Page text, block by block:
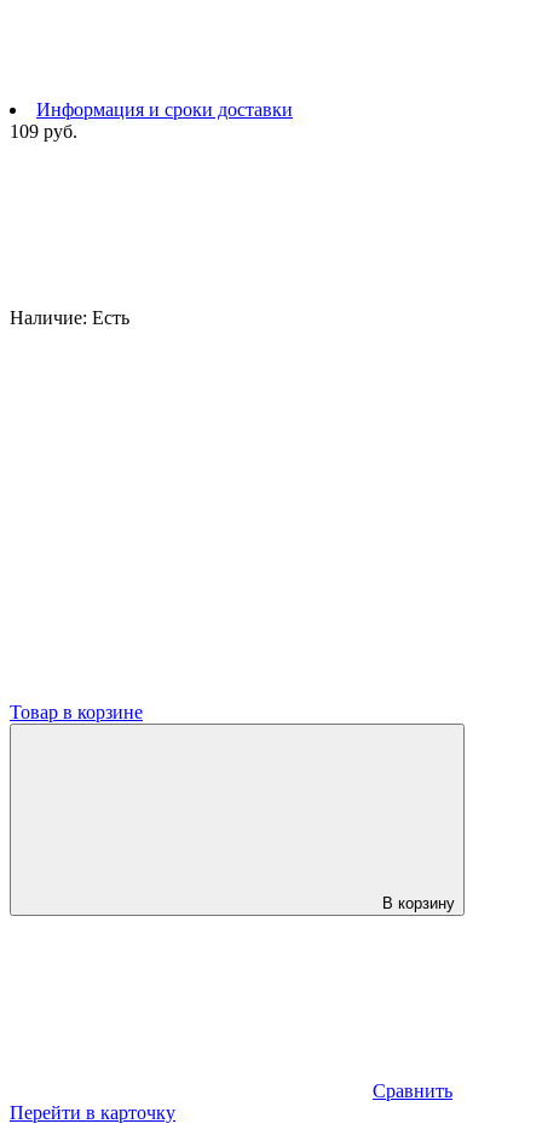
Информация и сроки доставки
109 руб.
Наличие: Есть
Товар в корзине
В корзину
Сравнить
Перейти в карточку